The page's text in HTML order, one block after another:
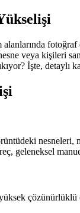
veya
İşte, detaylı
geleneksel